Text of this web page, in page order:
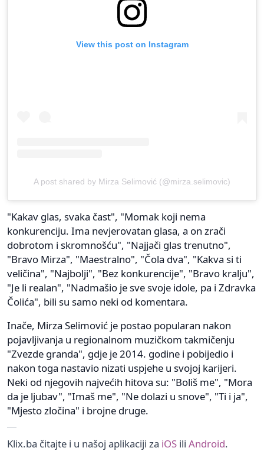
View this post on Instagram
A post shared by Mirza Selimović (@mirza.selimovic)
"Kakav glas, svaka čast", "Momak koji nema
konkurenciju. Ima nevjerovatan glasa, a on zrači
dobrotom i skromnošću", "Najjači glas trenutno",
"Bravo Mirza", "Maestralno", "Čola dva", "Kakva si ti
veličina", "Najbolji", "Bez konkurencije", "Bravo kralju",
"Je li realan", "Nadmašio je sve svoje idole, pa i Zdravka
Čolića", bili su samo neki od komentara.
Inače, Mirza Selimović je postao popularan nakon
pojavljivanja u regionalnom muzičkom takmičenju
"Zvezde granda", gdje je 2014. godine i pobijedio i
nakon toga nastavio nizati uspjehe u svojoj karijeri.
Neki od njegovih najvećih hitova su: "Boliš me", "Mora
da je ljubav", "Imaš me", "Ne dolazi u snove", "Ti i ja",
"Mjesto zločina" i brojne druge.
Klix.ba čitajte i u našoj aplikaciji za iOS ili Android.